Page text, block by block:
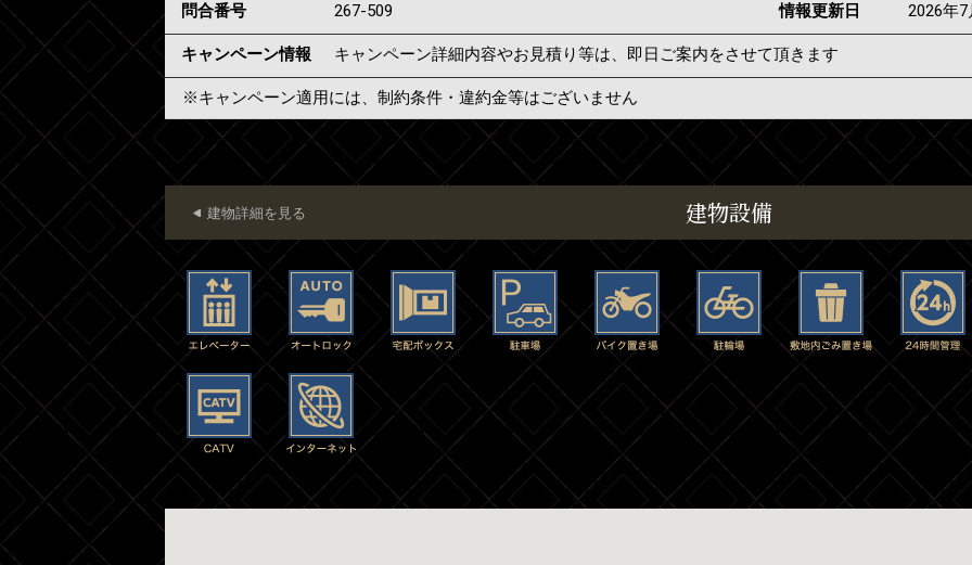
問合番号 267-509 情報更新日 2026年
キャンペーン情報 キャンペーン詳細内容やお見積り等は、即日ご案内をさせて頂きます
※キャンペーン適用には、制約条件・違約金等はございません
建物設備
建物詳細を見る